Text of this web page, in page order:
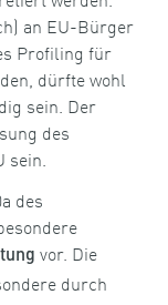
an EU-Bürger
Profiling für
dürfte wohl
sein. Der
des
des
vor. Die
durch